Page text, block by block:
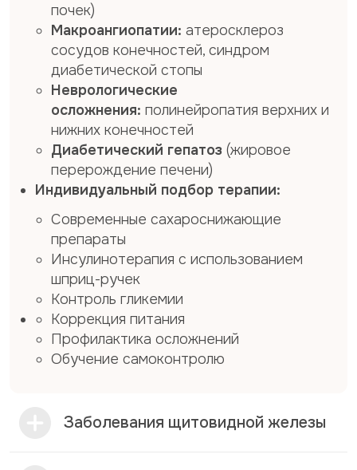
почек)
Макроангиопатии: атеросклероз
сосудов конечностей, синдром
диабетической стопы
Неврологические
осложнения: полинейропатия верхних и
нижних конечностей
Диабетический гепатоз (жировое
перерождение печени)
Индивидуальный подбор терапии:
Современные сахароснижающие
препараты
Инсулинотерапия с использованием
шприц-ручек
Контроль гликемии
Коррекция питания
Профилактика осложнений
Обучение самоконтролю
Заболевания щитовидной железы